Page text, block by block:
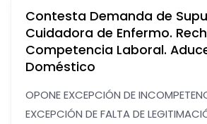
Contesta Demanda de
Cuidadora de Enfermo.
Competencia Laboral.
Doméstico
OPONE EXCEPCIÓN DE
EXCEPCIÓN DE FALTA DE